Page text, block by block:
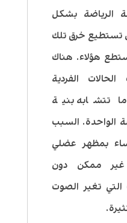
الرياضة بشكل
تستطيع خرق تلك
هؤلاء. هناك
الفردية
ما تتشابه بنية
الواحدة. السبب
بمظهر عضلي
غير ممكن دون
التي تغير الصوت